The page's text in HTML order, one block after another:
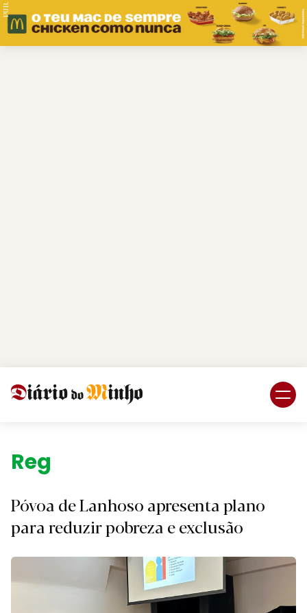
PUB.
Região.
Póvoa de Lanhoso apresenta plano
para reduzir pobreza e exclusão